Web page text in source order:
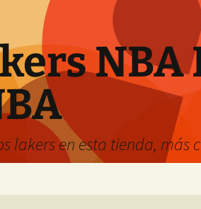
NBA
lakers en esta tienda,